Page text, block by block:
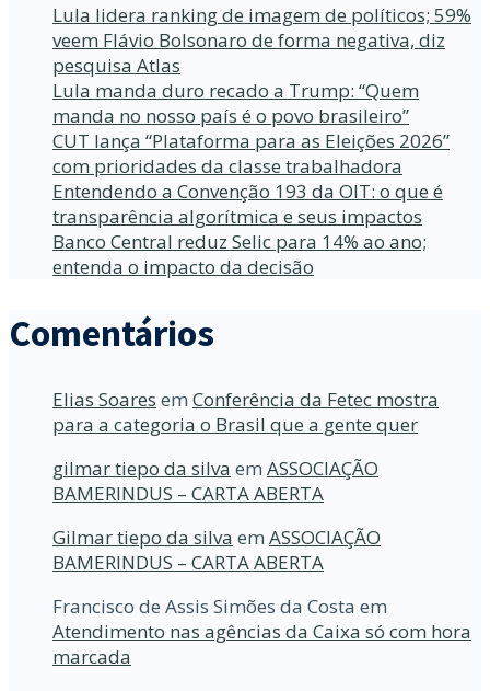
Lula lidera ranking de imagem de políticos; 59%
veem Flávio Bolsonaro de forma negativa, diz
pesquisa Atlas
Lula manda duro recado a Trump: “Quem
manda no nosso país é o povo brasileiro”
CUT lança “Plataforma para as Eleições 2026”
com prioridades da classe trabalhadora
Entendendo a Convenção 193 da OIT: o que é
transparência algorítmica e seus impactos
Banco Central reduz Selic para 14% ao ano;
entenda o impacto da decisão
Comentários
Elias Soares em Conferência da Fetec mostra
para a categoria o Brasil que a gente quer
gilmar tiepo da silva em ASSOCIAÇÃO
BAMERINDUS – CARTA ABERTA
Gilmar tiepo da silva em ASSOCIAÇÃO
BAMERINDUS – CARTA ABERTA
Francisco de Assis Simões da Costa em
Atendimento nas agências da Caixa só com hora
marcada